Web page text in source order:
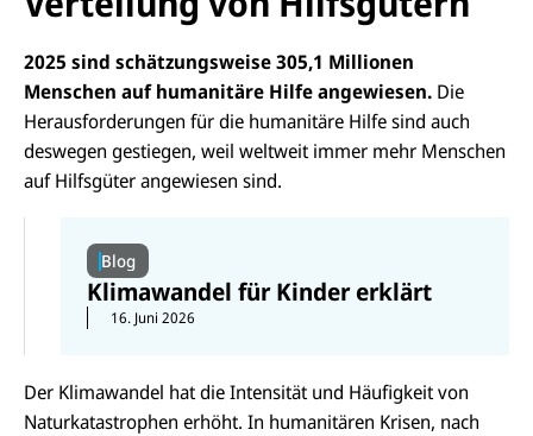
2025 sind schätzungsweise 305,1 Millionen
Menschen auf humanitäre Hilfe angewiesen. Die
Herausforderungen für die humanitäre Hilfe sind auch
deswegen gestiegen, weil weltweit immer mehr Menschen
auf Hilfsgüter angewiesen sind.
Blog
Klimawandel für Kinder erklärt
16. Juni 2026
Der Klimawandel hat die Intensität und Häufigkeit von
Naturkatastrophen erhöht. In humanitären Krisen, nach